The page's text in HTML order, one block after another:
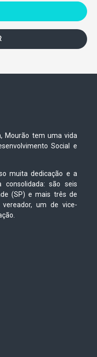
Mourão tem uma vida
Social e
muita dedicação e a
são seis
(SP) e mais três de
um de vice-